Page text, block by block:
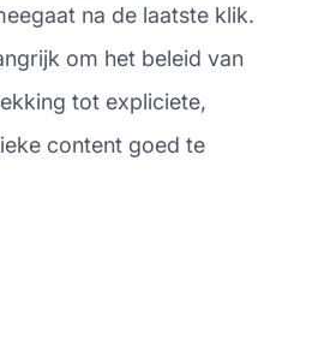
na de laatste klik.
om het beleid van
tot expliciete,
content goed te